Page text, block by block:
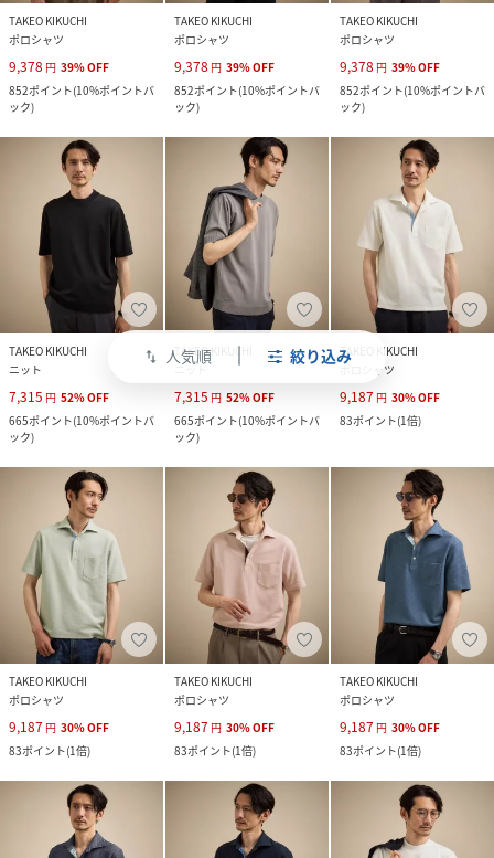
swap_vert 人気順 絞り込み
TAKEO KIKUCHI
ポロシャツ
9,378 円 39%OFF
852ポイント(10%ポイントバ
ック)
TAKEO KIKUCHI
ポロシャツ
9,378 円 39%OFF
852ポイント(10%ポイントバ
ック)
TAKEO KIKUCHI
ポロシャツ
9,378 円 39%OFF
852ポイント(10%ポイントバ
ック)
TAKEO KIKUCHI
ニット
7,315 円 52%OFF
665ポイント(10%ポイントバ
ック)
TAKEO KIKUCHI
ニット
7,315 円 52%OFF
665ポイント(10%ポイントバ
ック)
TAKEO KIKUCHI
ポロシャツ
9,187 円 30%OFF
83ポイント(1倍)
TAKEO KIKUCHI
ポロシャツ
9,187 円 30%OFF
83ポイント(1倍)
TAKEO KIKUCHI
ポロシャツ
9,187 円 30%OFF
83ポイント(1倍)
TAKEO KIKUCHI
ポロシャツ
9,187 円 30%OFF
83ポイント(1倍)